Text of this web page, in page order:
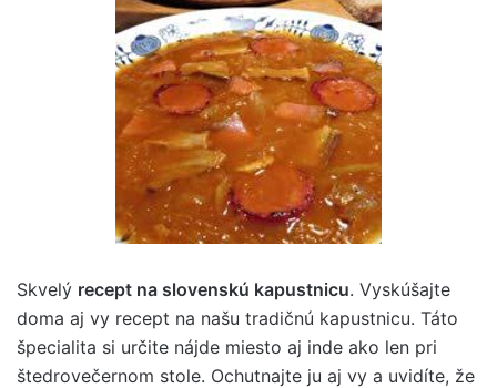
Skvelý recept na slovenskú kapustnicu. Vyskúšajte
doma aj vy recept na našu tradičnú kapustnicu. Táto
špecialita si určite nájde miesto aj inde ako len pri
štedrovečernom stole. Ochutnajte ju aj vy a uvidíte, že